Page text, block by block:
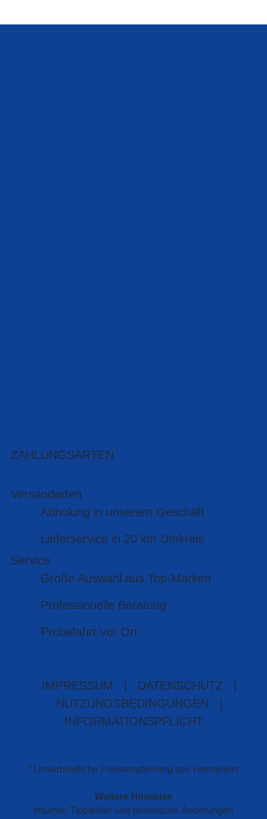
ZAHLUNGSARTEN
Versandarten
Abholung in unserem Geschäft
Lieferservice in 20 km Umkreis
Service
Große Auswahl aus Top-Marken
Professionelle Beratung
Probefahrt vor Ort
IMPRESSUM DATENSCHUTZ
NUTZUNGSBEDINGUNGEN
INFORMATIONSPFLICHT
* Unverbindliche Preisempfehlung des Herstellers
Weitere Hinweise
Irrtümer, Tippfehler und technische Änderungen